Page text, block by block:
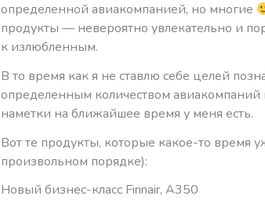
определенной авиакомпанией, но многие
продукты — невероятно увлекательно и
к излюбленным.
В то время как я не ставлю себе целей
определенным количеством авиакомпаний
наметки на ближайшее время у меня есть.
Вот те продукты, которые какое-то время
произвольном порядке):
Новый бизнес-класс Finnair, A350